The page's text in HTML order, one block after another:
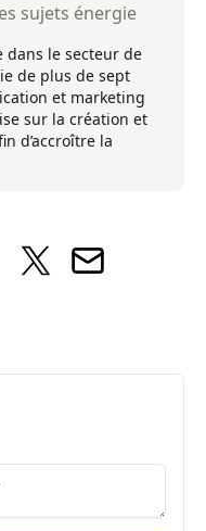
sujets énergie
dans le secteur de
de plus de sept
et marketing
sur la création et
d’accroître la